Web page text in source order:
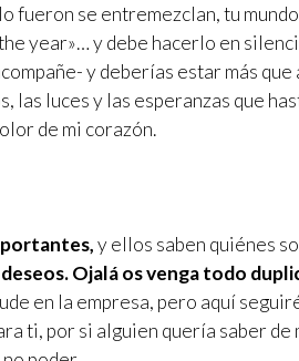
fueron se entremezclan, tu
year»… y debe hacerlo en
y deberías estar más
las luces y las esperanzas que
de mi corazón.
y ellos saben quiénes
Ojalá os venga todo
en la empresa, pero aquí
ti, por si alguien quería saber de